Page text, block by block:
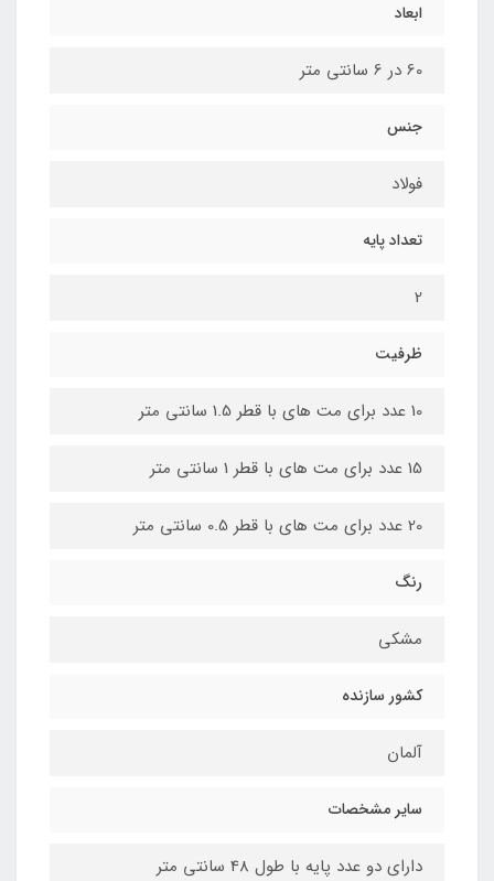
ابعاد
60 در 6 سانتی متر
جنس
فولاد
تعداد پایه
2
ظرفیت
10 عدد برای مت های با قطر 1.5 سانتی متر
15 عدد برای مت های با قطر 1 سانتی متر
20 عدد برای مت های با قطر 0.5 سانتی متر
رنگ
مشکی
کشور سازنده
آلمان
سایر مشخصات
دارای دو عدد پایه با طول 48 سانتی متر